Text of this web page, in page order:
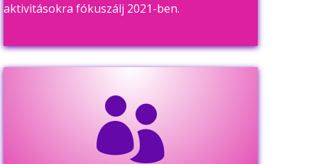
aktivitásokra fókuszálj 2021-ben.
